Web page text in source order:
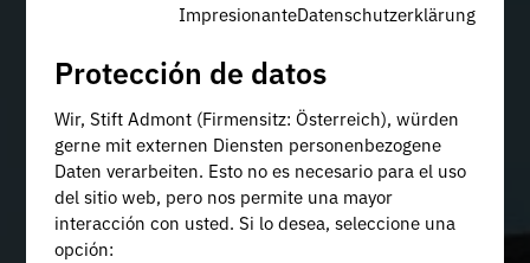
ImpresionanteDatenschutzerklärung
Protección de datos
Wir, Stift Admont (Firmensitz: Österreich), würden
gerne mit externen Diensten personenbezogene
Daten verarbeiten. Esto no es necesario para el uso
del sitio web, pero nos permite una mayor
interacción con usted. Si lo desea, seleccione una
opción: